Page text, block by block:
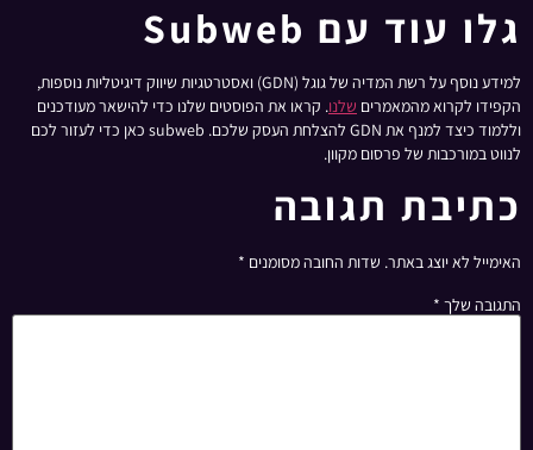
גלו עוד עם Subweb
למידע נוסף על רשת המדיה של גוגל (GDN) ואסטרטגיות שיווק דיגיטליות נוספות,
הקפידו לקרוא מהמאמרים שלנו. קראו את הפוסטים שלנו כדי להישאר מעודכנים
וללמוד כיצד למנף את GDN להצלחת העסק שלכם. subweb כאן כדי לעזור לכם
לנווט במורכבות של פרסום מקוון.
כתיבת תגובה
האימייל לא יוצג באתר. שדות החובה מסומנים *
התגובה שלך *